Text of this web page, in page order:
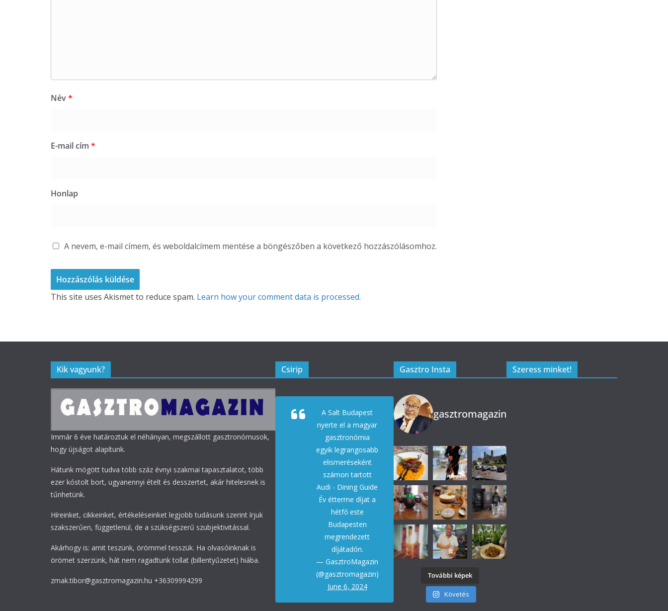
Név*
E-mail cím *
Honlap
A nevem, e-mail címem, és weboldalcímem mentése a böngészőben a következő hozzászólásomhoz.
This site uses Akismet to reduce spam. Learn how your comment data is processed.
Kik vagyunk?
Immár 6 éve határoztuk el néhányan, megszállott gasztronómusok,
hogy újságot alapítunk.
Hátunk mögött tudva több száz évnyi szakmai tapasztalatot, több
ezer kóstolt bort, ugyanennyi ételt és desszertet, akár hitelesnek is
tűnhetünk.
Híreinket, cikkeinket, értékeléseinket legjobb tudásunk szerint írjuk
szakszerűen, függetlenül, de a szükségszerű szubjektivitással.
Akárhogy is: amit teszünk, örömmel tesszük. Ha olvasóinknak is
örömet szerzünk, hát nem ragadtunk tollat (billentyűzetet) hiába.
zmak.tibor@gasztromagazin.hu +36309994299
Csirip
A Salt Budapest
nyerte el a magyar
gasztronómia
egyik legrangosabb
elismeréseként
számon tartott
Audi - Dining Guide
Év étterme díjat a
hétfő este
Budapesten
megrendezett
díjátadón.
— GasztroMagazin
(@gasztromagazin)
June 6, 2024
Gasztro Insta
gasztromagazin
További képek
Követés
Szeress minket!